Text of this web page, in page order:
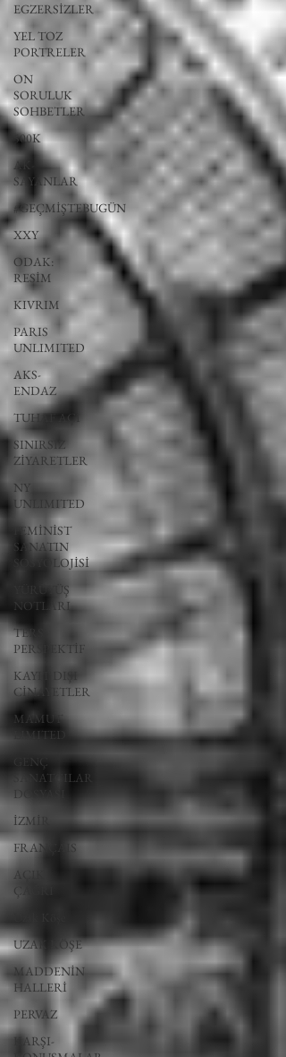
EGZERSİZLER
YEL TOZ
PORTRELER
ON
SORULUK
SOHBETLER
500K
AK-
SAYANLAR
#GEÇMİŞTEBUGÜN
XXY
ODAK:
RESİM
KIVRIM
PARIS
UNLIMITED
AKS-
ENDAZ
TUHAF AÇI
SINIRSIZ
ZİYARETLER
NY
UNLIMITED
FEMİNİST
SANATIN
SOSYOLOJİSİ
YÜRÜYÜŞ
NOTLARI
TERS
PERSPEKTİF
KAYIT DIŞI
CİNAYETLER
MAMUT
LIMITED
GENÇ
SANATÇILAR
DOSYASI
İZMİR
FRANÇAIS
AÇIK
ÇAĞRI
UZAK KÖŞE
MADDENİN
HALLERİ
PERVAZ
KARŞI-